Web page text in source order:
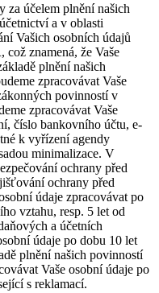
za účelem plnění našich
a v oblasti
Vašich osobních údajů
znamená, že Vaše
plnění našich
zpracovávat Vaše
povinností v
zpracovávat Vaše
číslo bankovního účtu, e-
k vyřízení agendy
minimalizace. V
ochrany před
ochrany před
údaje zpracovávat po
vztahu, resp. 5 let od
a účetních
údaje po dobu 10 let
plnění našich povinností
Vaše osobní údaje po
s reklamací.